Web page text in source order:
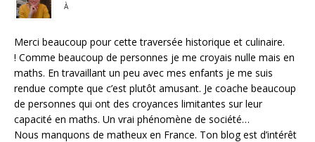
À
Merci beaucoup pour cette traversée historique et culinaire.
! Comme beaucoup de personnes je me croyais nulle mais en
maths. En travaillant un peu avec mes enfants je me suis
rendue compte que c’est plutôt amusant. Je coache beaucoup
de personnes qui ont des croyances limitantes sur leur
capacité en maths. Un vrai phénomène de société…
Nous manquons de matheux en France. Ton blog est d’intérêt